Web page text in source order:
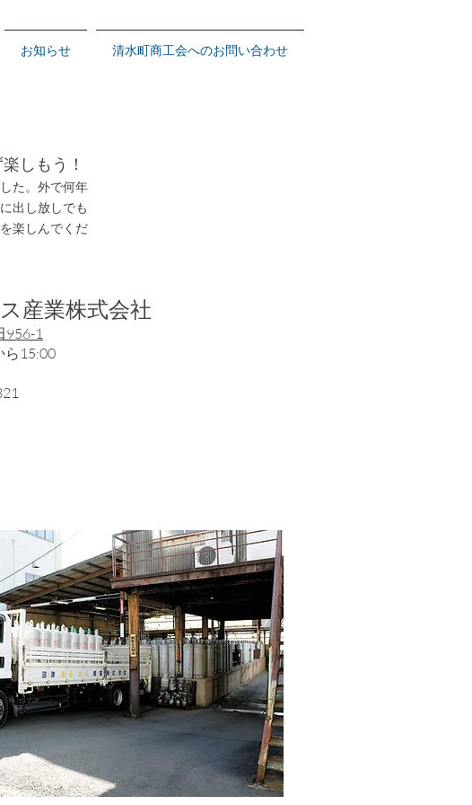
お知らせ 清水町商工会へのお問い合わせ
しもう！
た。外で何年
出し放しでも
楽しんでくだ
産業株式会社
956-1
15:00